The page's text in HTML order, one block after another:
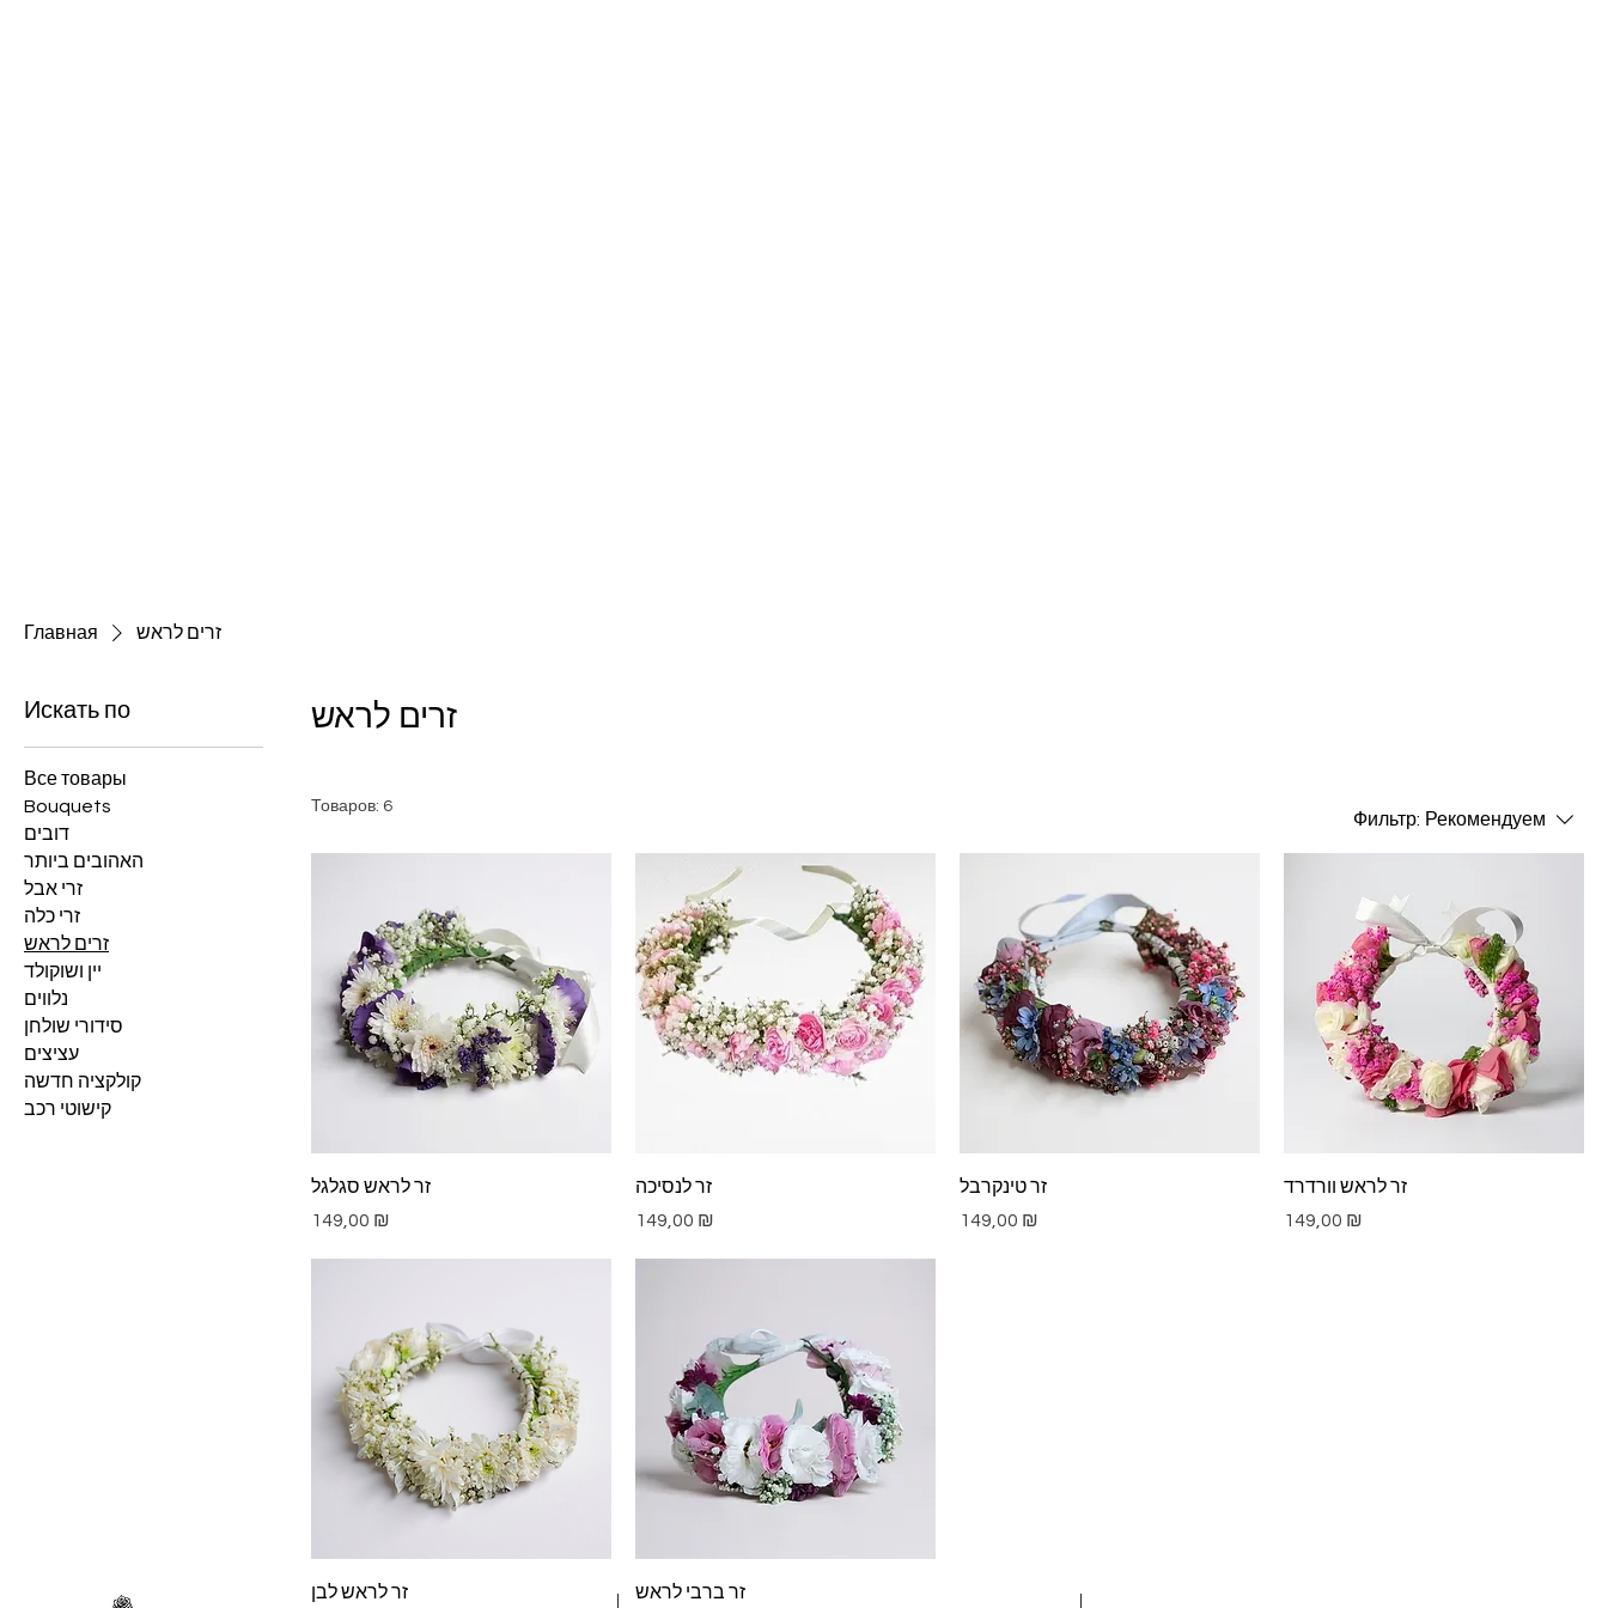
Главная זרים לראש
Искать по
Все товары
Bouquets
דובים
האהובים ביותר
זרי אבל
זרי כלה
זרים לראש
יין ושוקולד
נלווים
סידורי שולחן
עציצים
קולקציה חדשה
קישוטי רכב
זרים לראש
Товаров: 6
Фильтр: Рекомендуем
זר לראש סגלגל
Цена
149,00 ₪
זר לנסיכה
Цена
149,00 ₪
זר טינקרבל
Цена
149,00 ₪
זר לראש וורדרד
Цена
149,00 ₪
זר לראש לבן
זר ברבי לראש